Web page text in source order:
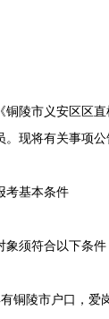
市义安区区直
。现将有关事项公
基本条件
须符合以下条件
陵市户口，爱岗